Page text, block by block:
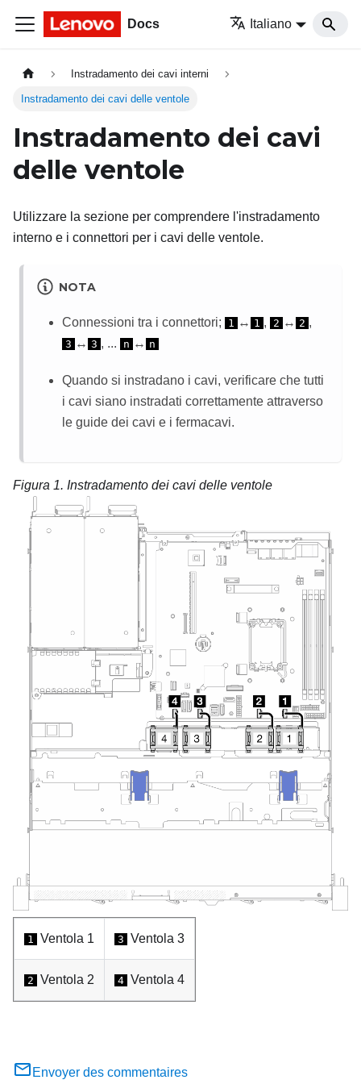
Docs Italiano
Instradamento dei cavi interni
Instradamento dei cavi delle ventole
Instradamento dei cavi
delle ventole
Utilizzare la sezione per comprendere l'instradamento
interno e i connettori per i cavi delle ventole.
NOTA
Connessioni tra i connettori; 1 ↔ 1 , 2 ↔ 2 ,
3 ↔ 3 , ... n ↔ n
Quando si instradano i cavi, verificare che tutti
i cavi siano instradati correttamente attraverso
le guide dei cavi e i fermacavi.
Figura 1. Instradamento dei cavi delle ventole
1 Ventola 1 3 Ventola 3
2 Ventola 2 4 Ventola 4
Envoyer des commentaires